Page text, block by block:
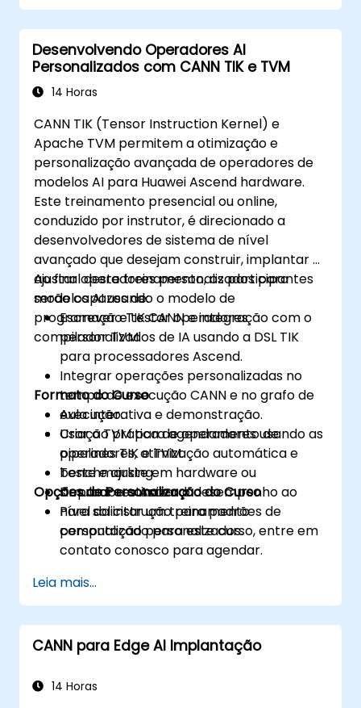
Desenvolvendo Operadores AI
Personalizados com CANN TIK e TVM
14 Horas
CANN TIK (Tensor Instruction Kernel) e
Apache TVM permitem a otimização e
personalização avançada de operadores de
modelos AI para Huawei Ascend hardware.
Este treinamento presencial ou online,
conduzido por instrutor, é direcionado a
desenvolvedores de sistema de nível
avançado que desejam construir, implantar e
ajustar operadores personalizados para
modelos AI usando o modelo de
programação TIK CANN e integração com o
compilador TVM.
Ao final deste treinamento, os participantes
serão capazes de:
Escrever e testar operadores
personalizados de IA usando a DSL TIK
para processadores Ascend.
Integrar operações personalizadas no
tempo de execução CANN e no grafo de
execução.
Usar o TVM para agendamento de
operadores, otimização automática e
benchmarking.
Depurar e otimizar o desempenho ao
nível da instrução para padrões de
computação personalizados.
Formato do Curso
Aula interativa e demonstração.
Criação prática de operadores usando as
pipelines TIK e TVM.
Teste e ajuste em hardware ou
simuladores Ascend.
Opções de Personalização do Curso
Para solicitar um treinamento
personalizado para este curso, entre em
contato conosco para agendar.
Leia mais...
CANN para Edge AI Implantação
14 Horas